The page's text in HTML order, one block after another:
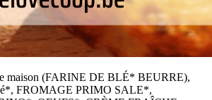
maison (FARINE DE BLÉ* BEURRE),
FROMAGE PRIMO SALE*,